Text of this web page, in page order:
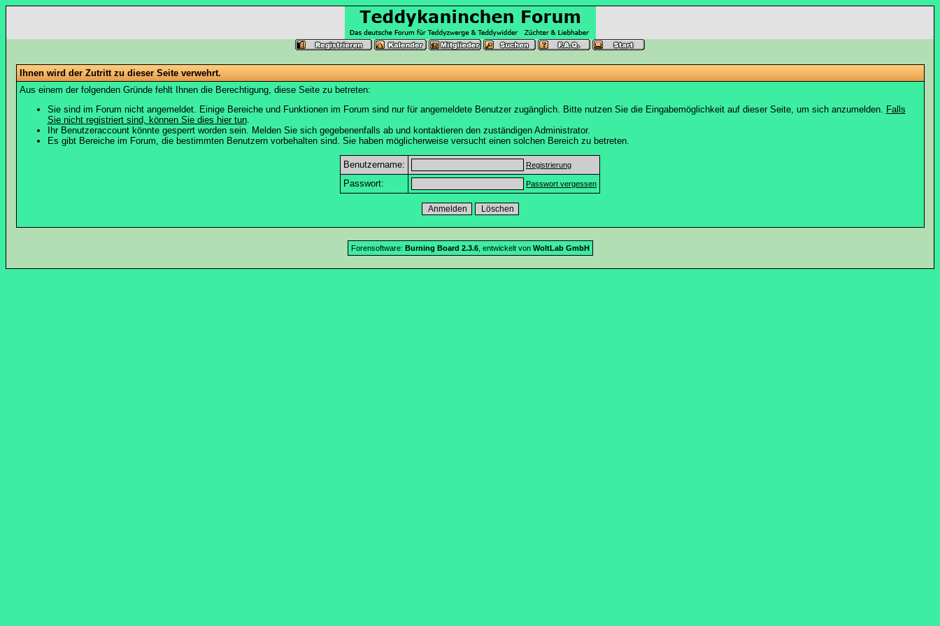
Ihnen wird der Zutritt zu dieser Seite verwehrt.
Aus einem der folgenden Gründe fehlt Ihnen die Berechtigung, diese Seite zu betreten:
Sie sind im Forum nicht angemeldet. Einige Bereiche und Funktionen im Forum sind nur für angemeldete Benutzer zugänglich. Bitte nutzen Sie die Eingabemöglichkeit auf dieser Seite, um sich anzumelden. Falls
Sie nicht registriert sind, können Sie dies hier tun.
Ihr Benutzeraccount könnte gesperrt worden sein. Melden Sie sich gegebenenfalls ab und kontaktieren den zuständigen Administrator.
Es gibt Bereiche im Forum, die bestimmten Benutzern vorbehalten sind. Sie haben möglicherweise versucht einen solchen Bereich zu betreten.
Benutzername: Registrierung
Passwort: Passwort vergessen
Forensoftware: Burning Board 2.3.6, entwickelt von WoltLab GmbH